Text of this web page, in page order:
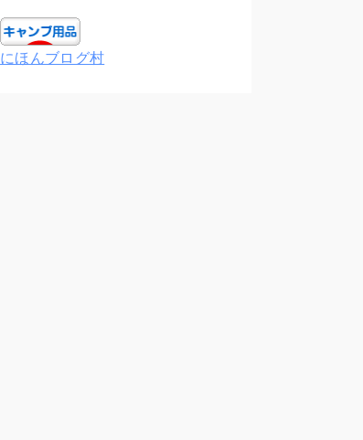
にほんブログ村